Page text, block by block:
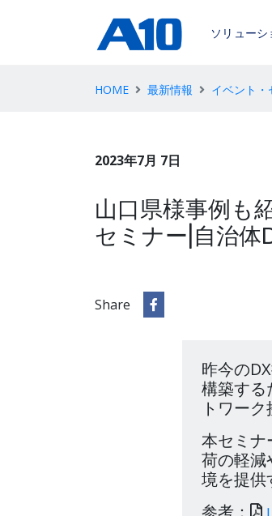
ソリューシ
HOME 最新情報 イベント・
2023年7月 7日
山口県様事例も
セミナー|自治体
Share
昨今の
構築する
トワー
本セミナ
荷の軽
境を提供
参考：